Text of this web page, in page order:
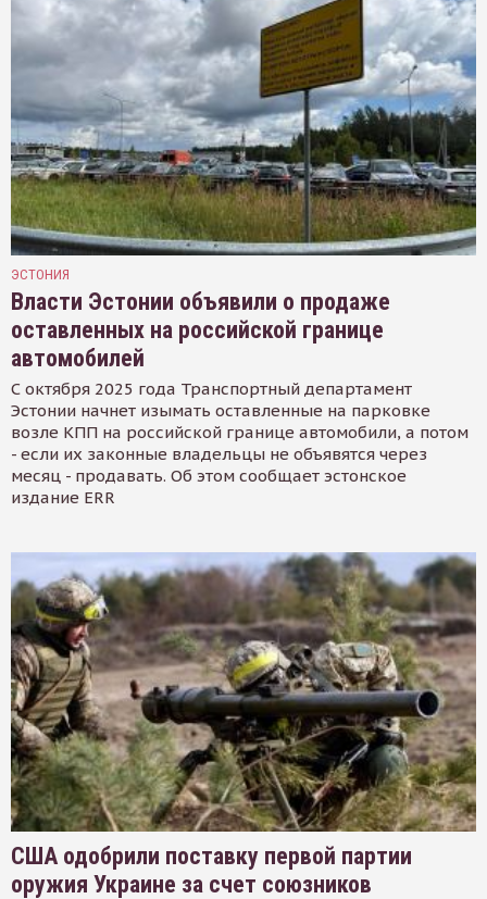
ЭСТОНИЯ
Власти Эстонии объявили о продаже
оставленных на российской границе
автомобилей
С октября 2025 года Транспортный департамент
Эстонии начнет изымать оставленные на парковке
возле КПП на российской границе автомобили, а потом
- если их законные владельцы не объявятся через
месяц - продавать. Об этом сообщает эстонское
издание ERR
США одобрили поставку первой партии
оружия Украине за счет союзников